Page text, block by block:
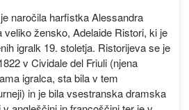
naročila harfistka Alessandra
veliko žensko, Adelaide Ristori, ki je
igralk 19. stoletja. Ristorijeva se je
v Cividale del Friuli (njena
igralca, sta bila v tem
in je bila vsestranska dramska